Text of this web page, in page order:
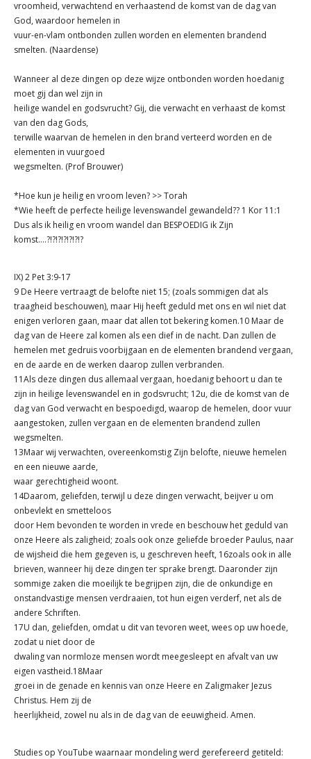
vroomheid, verwachtend en verhaastend de komst van de dag van
God, waardoor hemelen in
vuur-en-vlam ontbonden zullen worden en elementen brandend
smelten. (Naardense)
Wanneer al deze dingen op deze wijze ontbonden worden hoedanig
moet gij dan wel zijn in
heilige wandel en godsvrucht? Gij, die verwacht en verhaast de komst
van den dag Gods,
terwille waarvan de hemelen in den brand verteerd worden en de
elementen in vuurgoed
wegsmelten. (Prof Brouwer)
*Hoe kun je heilig en vroom leven? >> Torah
*Wie heeft de perfecte heilige levenswandel gewandeld?? 1 Kor 11:1
Dus als ik heilig en vroom wandel dan BESPOEDIG ik Zijn
komst....?!?!?!?!?!?!?
IX) 2 Pet 3:9-17
9 De Heere vertraagt de belofte niet 15; (zoals sommigen dat als
traagheid beschouwen), maar Hij heeft geduld met ons en wil niet dat
enigen verloren gaan, maar dat allen tot bekering komen.10 Maar de
dag van de Heere zal komen als een dief in de nacht. Dan zullen de
hemelen met gedruis voorbijgaan en de elementen brandend vergaan,
en de aarde en de werken daarop zullen verbranden.
11Als deze dingen dus allemaal vergaan, hoedanig behoort u dan te
zijn in heilige levenswandel en in godsvrucht; 12u, die de komst van de
dag van God verwacht en bespoedigd, waarop de hemelen, door vuur
aangestoken, zullen vergaan en de elementen brandend zullen
wegsmelten.
13Maar wij verwachten, overeenkomstig Zijn belofte, nieuwe hemelen
en een nieuwe aarde,
waar gerechtigheid woont.
14Daarom, geliefden, terwijl u deze dingen verwacht, beijver u om
onbevlekt en smetteloos
door Hem bevonden te worden in vrede en beschouw het geduld van
onze Heere als zaligheid; zoals ook onze geliefde broeder Paulus, naar
de wijsheid die hem gegeven is, u geschreven heeft, 16zoals ook in alle
brieven, wanneer hij deze dingen ter sprake brengt. Daaronder zijn
sommige zaken die moeilijk te begrijpen zijn, die de onkundige en
onstandvastige mensen verdraaien, tot hun eigen verderf, net als de
andere Schriften.
17U dan, geliefden, omdat u dit van tevoren weet, wees op uw hoede,
zodat u niet door de
dwaling van normloze mensen wordt meegesleept en afvalt van uw
eigen vastheid.18Maar
groei in de genade en kennis van onze Heere en Zaligmaker Jezus
Christus. Hem zij de
heerlijkheid, zowel nu als in de dag van de eeuwigheid. Amen.
Studies op YouTube waarnaar mondeling werd gerefereerd getiteld: